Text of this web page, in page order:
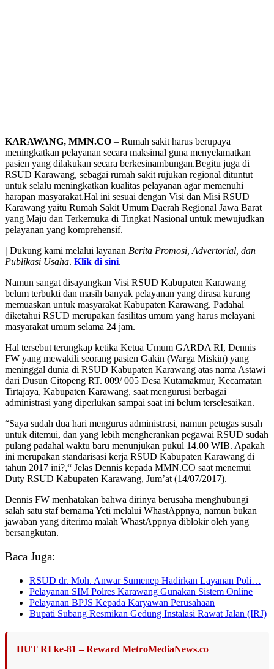
KARAWANG, MMN.CO – Rumah sakit harus berupaya
meningkatkan pelayanan secara maksimal guna menyelamatkan
pasien yang dilakukan secara berkesinambungan.Begitu juga di
RSUD Karawang, sebagai rumah sakit rujukan regional dituntut
untuk selalu meningkatkan kualitas pelayanan agar memenuhi
harapan masyarakat.Hal ini sesuai dengan Visi dan Misi RSUD
Karawang yaitu Rumah Sakit Umum Daerah Regional Jawa Barat
yang Maju dan Terkemuka di Tingkat Nasional untuk mewujudkan
pelayanan yang komprehensif.
| Dukung kami melalui layanan Berita Promosi, Advertorial, dan
Publikasi Usaha. Klik di sini.
Namun sangat disayangkan Visi RSUD Kabupaten Karawang
belum terbukti dan masih banyak pelayanan yang dirasa kurang
memuaskan untuk masyarakat Kabupaten Karawang. Padahal
diketahui RSUD merupakan fasilitas umum yang harus melayani
masyarakat umum selama 24 jam.
Hal tersebut terungkap ketika Ketua Umum GARDA RI, Dennis
FW yang mewakili seorang pasien Gakin (Warga Miskin) yang
meninggal dunia di RSUD Kabupaten Karawang atas nama Astawi
dari Dusun Citopeng RT. 009/ 005 Desa Kutamakmur, Kecamatan
Tirtajaya, Kabupaten Karawang, saat mengurusi berbagai
administrasi yang diperlukan sampai saat ini belum terselesaikan.
“Saya sudah dua hari mengurus administrasi, namun petugas susah
untuk ditemui, dan yang lebih mengherankan pegawai RSUD sudah
pulang padahal waktu baru menunjukan pukul 14.00 WIB. Apakah
ini merupakan standarisasi kerja RSUD Kabupaten Karawang di
tahun 2017 ini?,“ Jelas Dennis kepada MMN.CO saat menemui
Duty RSUD Kabupaten Karawang, Jum’at (14/07/2017).
Dennis FW menhatakan bahwa dirinya berusaha menghubungi
salah satu staf bernama Yeti melalui WhastAppnya, namun bukan
jawaban yang diterima malah WhastAppnya diblokir oleh yang
bersangkutan.
Baca Juga:
RSUD dr. Moh. Anwar Sumenep Hadirkan Layanan Poli…
Pelayanan SIM Polres Karawang Gunakan Sistem Online
Pelayanan BPJS Kepada Karyawan Perusahaan
Bupati Subang Resmikan Gedung Instalasi Rawat Jalan (IRJ)
HUT RI ke-81 – Reward MetroMediaNews.co